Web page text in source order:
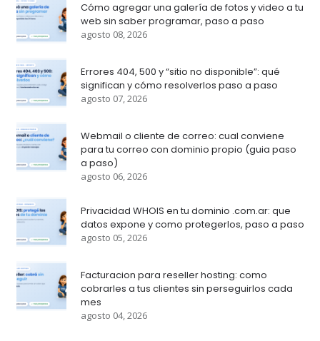
Cómo agregar una galería de fotos y video a tu
web sin saber programar, paso a paso
agosto 08, 2026
Errores 404, 500 y “sitio no disponible”: qué
significan y cómo resolverlos paso a paso
agosto 07, 2026
Webmail o cliente de correo: cual conviene
para tu correo con dominio propio (guia paso
a paso)
agosto 06, 2026
Privacidad WHOIS en tu dominio .com.ar: que
datos expone y como protegerlos, paso a paso
agosto 05, 2026
Facturacion para reseller hosting: como
cobrarles a tus clientes sin perseguirlos cada
mes
agosto 04, 2026